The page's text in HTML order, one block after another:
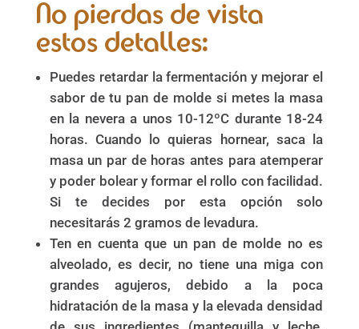
No pierdas de vista
estos detalles:
Puedes retardar la fermentación y mejorar el
sabor de tu pan de molde si metes la masa
en la nevera a unos 10-12ºC durante 18-24
horas. Cuando lo quieras hornear, saca la
masa un par de horas antes para atemperar
y poder bolear y formar el rollo con facilidad.
Si te decides por esta opción solo
necesitarás 2 gramos de levadura.
Ten en cuenta que un pan de molde no es
alveolado, es decir, no tiene una miga con
grandes agujeros, debido a la poca
hidratación de la masa y la elevada densidad